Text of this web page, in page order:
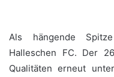
Als hängende
Halleschen FC. Der
Qualitäten erneut